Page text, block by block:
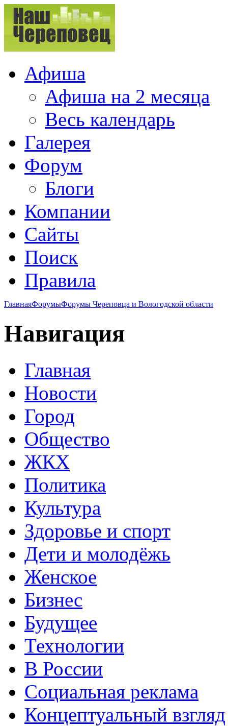
Афиша
Афиша на 2 месяца
Весь календарь
Галерея
Форум
Блоги
Компании
Сайты
Поиск
Правила
ГлавнаяФорумыФорумы Череповца и Вологодской области
Навигация
Главная
Новости
Город
Общество
ЖКХ
Политика
Культура
Здоровье и спорт
Дети и молодёжь
Женское
Бизнес
Будущее
Технологии
В России
Социальная реклама
Концептуальный взгляд